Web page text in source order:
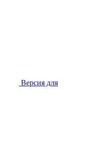
Версия для